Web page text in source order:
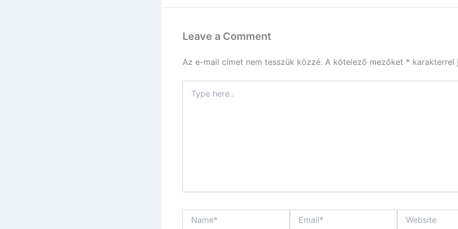
Leave a Comment
Az e-mail címet nem tesszük közzé. A kötelező mezőket * karakterrel
here..